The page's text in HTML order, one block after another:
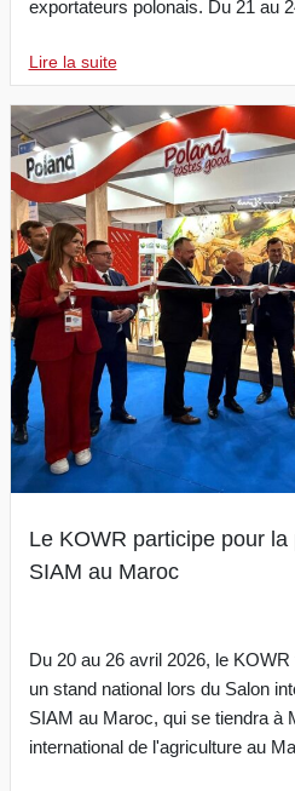
exportateurs polonais. Du 21 au
Lire la suite
Le KOWR participe pour
SIAM au Maroc
Du 20 au 26 avril 2026, le
un stand national lors du Salon
SIAM au Maroc, qui se tiendra à
international de l'agriculture au